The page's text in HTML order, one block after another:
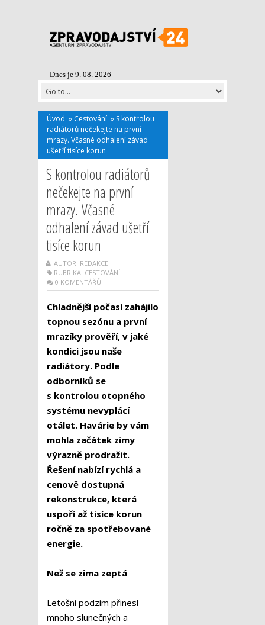
Dnes je 9. 08. 2026
Úvod » Cestování » S kontrolou
radiátorů nečekejte na první
mrazy. Včasné odhalení závad
ušetří tisíce korun
S kontrolou radiátorů
nečekejte na první
mrazy. Včasné
odhalení závad ušetří
tisíce korun
AUTOR: REDAKCE
RUBRIKA: CESTOVÁNÍ
0 KOMENTÁŘŮ
Chladnější počasí zahájilo
topnou sezónu a první
mrazíky prověří, v jaké
kondici jsou naše
radiátory. Podle
odborníků se
s kontrolou otopného
systému nevyplácí
otálet. Havárie by vám
mohla začátek zimy
výrazně prodražit.
Řešení nabízí rychlá a
cenově dostupná
rekonstrukce, která
uspoří až tisíce korun
ročně za spotřebované
energie.
Než se zima zeptá
Letošní podzim přinesl
mnoho slunečných a